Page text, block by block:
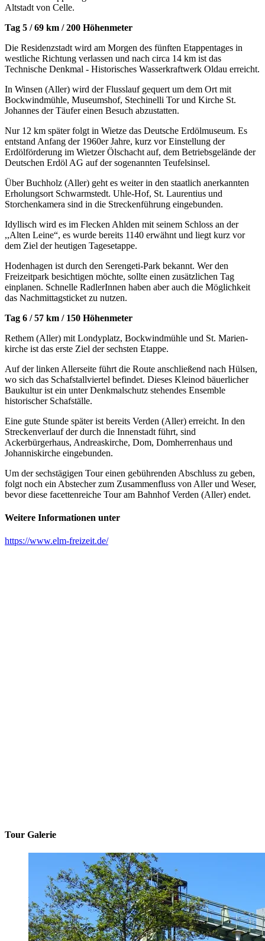
Altstadt von Celle.
Tag 5 / 69 km / 200 Höhenmeter
Die Residenzstadt wird am Morgen des fünften Etappentages in
westliche Richtung verlassen und nach circa 14 km ist das
Technische Denkmal - Historisches Wasserkraftwerk Oldau erreicht.
In Winsen (Aller) wird der Flusslauf gequert um dem Ort mit
Bockwindmühle, Museumshof, Stechinelli Tor und Kirche St.
Johannes der Täufer einen Besuch abzustatten.
Nur 12 km später folgt in Wietze das Deutsche Erdölmuseum. Es
entstand Anfang der 1960er Jahre, kurz vor Einstellung der
Erdölförderung im Wietzer Ölschacht auf, dem Betriebsgelände der
Deutschen Erdöl AG auf der sogenannten Teufelsinsel.
Über Buchholz (Aller) geht es weiter in den staatlich anerkannten
Erholungsort Schwarmstedt. Uhle-Hof, St. Laurentius und
Storchenkamera sind in die Streckenführung eingebunden.
Idyllisch wird es im Flecken Ahlden mit seinem Schloss an der
,,Alten Leine“, es wurde bereits 1140 erwähnt und liegt kurz vor
dem Ziel der heutigen Tagesetappe.
Hodenhagen ist durch den Serengeti-Park bekannt. Wer den
Freizeitpark besichtigen möchte, sollte einen zusätzlichen Tag
einplanen. Schnelle RadlerInnen haben aber auch die Möglichkeit
das Nachmittagsticket zu nutzen.
Tag 6 / 57 km / 150 Höhenmeter
Rethem (Aller) mit Londyplatz, Bockwindmühle und St. Marien-
kirche ist das erste Ziel der sechsten Etappe.
Auf der linken Allerseite führt die Route anschließend nach Hülsen,
wo sich das Schafstallviertel befindet. Dieses Kleinod bäuerlicher
Baukultur ist ein unter Denkmalschutz stehendes Ensemble
historischer Schafställe.
Eine gute Stunde später ist bereits Verden (Aller) erreicht. In den
Streckenverlauf der durch die Innenstadt führt, sind
Ackerbürgerhaus, Andreaskirche, Dom, Domherrenhaus und
Johanniskirche eingebunden.
Um der sechstägigen Tour einen gebührenden Abschluss zu geben,
folgt noch ein Abstecher zum Zusammenfluss von Aller und Weser,
bevor diese facettenreiche Tour am Bahnhof Verden (Aller) endet.
Weitere Informationen unter
https://www.elm-freizeit.de/
Tour Galerie